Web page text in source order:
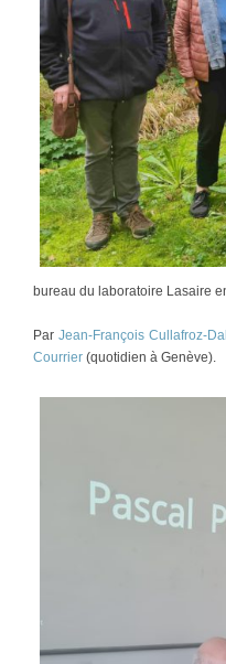
bureau du laboratoire Lasaire
Par Jean-François Cullafroz-
Courrier (quotidien à Genève).